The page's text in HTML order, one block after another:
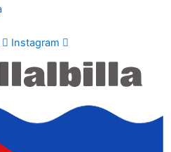
Instagram